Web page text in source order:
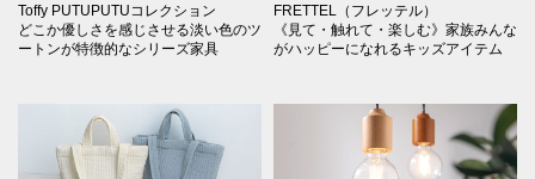
Toffy PUTUPUTUコレクション
どこか優しさを感じさせる淡い色のツ
ートンが特徴的なシリーズ家具
FRETTEL（フレッテル）
《見て・触れて・楽しむ》家族みんな
がハッピーになれるキッズアイテム